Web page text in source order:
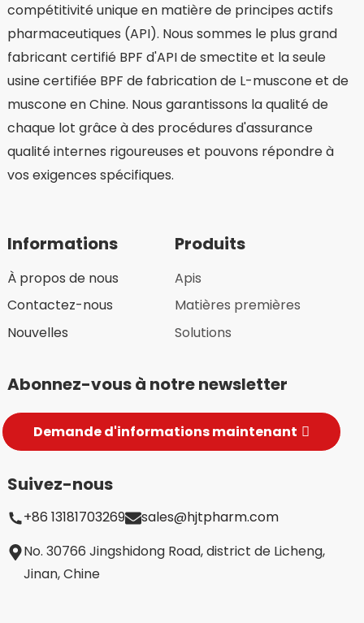
Montmorillonite
compétitivité unique en matière de principes actifs
pharmaceutiques (API). Nous sommes le plus grand
fabricant certifié BPF d'API de smectite et la seule
usine certifiée BPF de fabrication de L-muscone et de
muscone en Chine. Nous garantissons la qualité de
chaque lot grâce à des procédures d'assurance
qualité internes rigoureuses et pouvons répondre à
vos exigences spécifiques.
Informations
À propos de nous
Contactez-nous
Nouvelles
Produits
Apis
Matières premières
Solutions
Abonnez-vous à notre newsletter
Demande d'informations maintenant
Suivez-nous
+86 13181703269
sales@hjtpharm.com
No. 30766 Jingshidong Road, district de Licheng,
Jinan, Chine